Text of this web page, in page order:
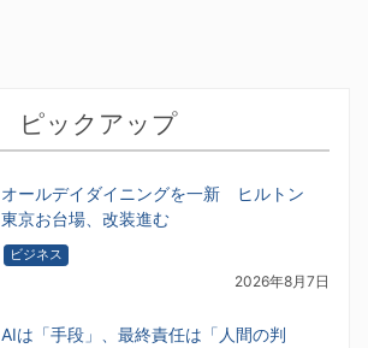
ピックアップ
オールデイダイニングを一新 ヒルトン
東京お台場、改装進む
ビジネス
2026年8月7日
AIは「手段」、最終責任は「人間の判